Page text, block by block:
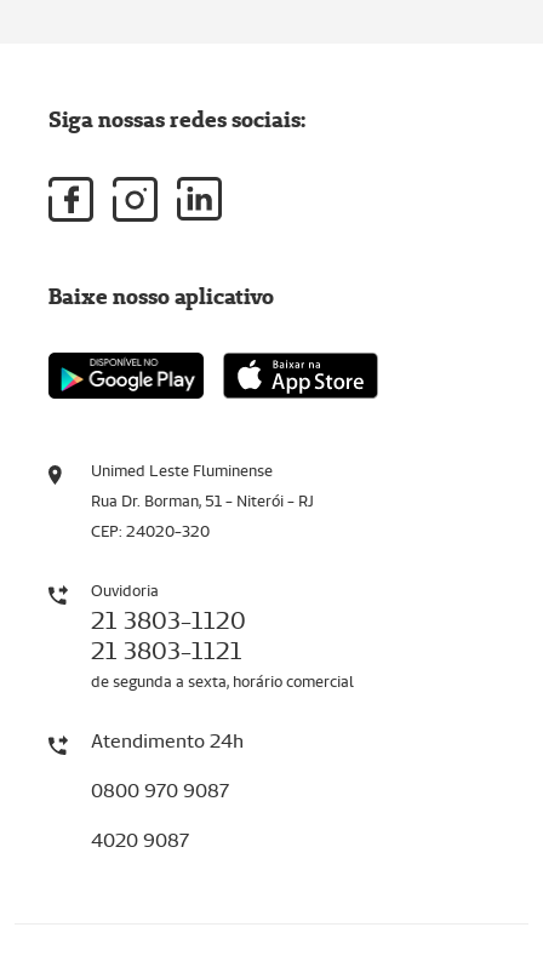
Unimed Leste Fluminense
Rua Dr. Borman, 51 - Niterói - RJ
CEP: 24020-320
Ouvidoria
21 3803-1120
21 3803-1121
de segunda a sexta, horário comercial
Atendimento 24h
0800 970 9087
4020 9087
Siga nossas redes sociais:
Baixe nosso aplicativo